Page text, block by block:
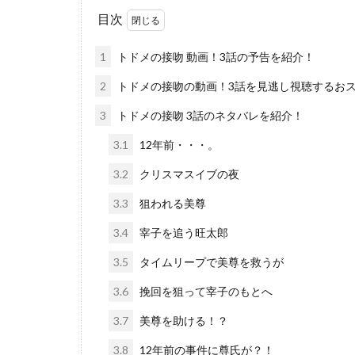
目次
1 トドメの接吻 動画！3話の予告を紹介！
2 トドメの接吻の動画！3話を見逃し視聴するお
3 トドメの接吻 3話のネタバレを紹介！
3.1 12年前・・・。
3.2 クリスマスイブの夜
3.3 狙われる美尊
3.4 宰子を追う旺太郎
3.5 タイムリープで美尊を救うが
3.6 挽回を狙って宰子のもとへ
3.7 美尊を助ける！？
3.8 12年前の事件に尊氏が？！